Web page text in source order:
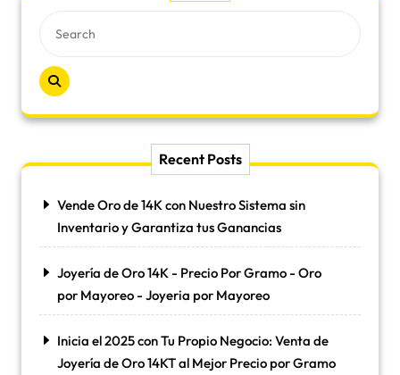
Recent Posts
Vende Oro de 14K con Nuestro Sistema sin
Inventario y Garantiza tus Ganancias
Joyería de Oro 14K - Precio Por Gramo - Oro
por Mayoreo - Joyeria por Mayoreo
Inicia el 2025 con Tu Propio Negocio: Venta de
Joyería de Oro 14KT al Mejor Precio por Gramo